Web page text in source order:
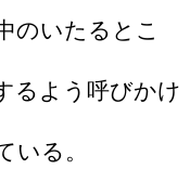
のいたるとこ
るよう呼びかけ
いる。